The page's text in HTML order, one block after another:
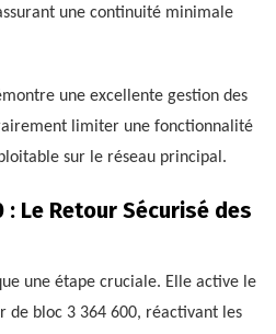
une continuité minimale
une excellente gestion des
limiter une fonctionnalité
sur le réseau principal.
: Le Retour Sécurisé des
une étape cruciale. Elle active le
de bloc 3 364 600, réactivant les